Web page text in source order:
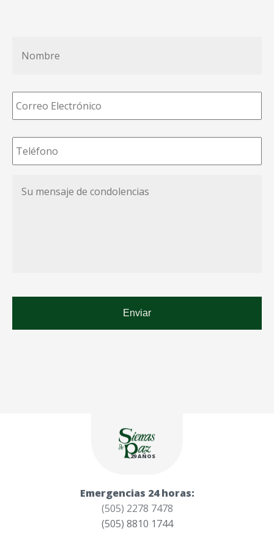
Correo
Electrónico *
Teléfono *
mensaje
29 AÑOS
Emergencias 24 horas:
(505) 2278 7478
(505) 8810 1744